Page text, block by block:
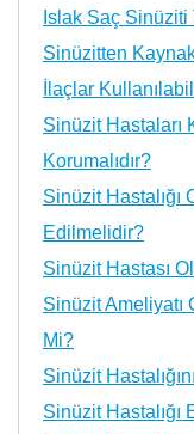
Islak Saç Sinüziti
Sinüzitten
İlaçlar
Sinüzit Hastaları
Korumalıdır?
Sinüzit
Edilmelidir?
Sinüzit Hastası
Sinüzit
Mi?
Sinüzit
Sinüzit